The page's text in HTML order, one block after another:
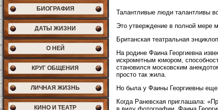
БИОГРАФИЯ
ДАТЫ ЖИЗНИ
О НЕЙ
КРУГ ОБЩЕНИЯ
ЛИЧНАЯ ЖИЗНЬ
КИНО И ТЕАТР
Талантливые люди талантливы
Это утверждение в полной мере
Британская театральная
На родине Фаина Георгиевна
искрометным юмором,
становился московским
просто так жила.
Но была у Фаины Георгиевны еще
Когда Раневская приглашала: